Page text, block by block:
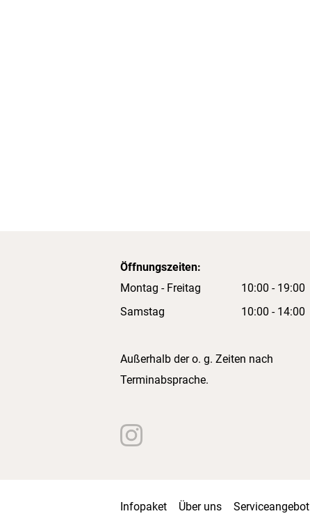
Öffnungszeiten:
Montag - Freitag
10:00 - 19:00
Samstag
10:00 - 14:00
Außerhalb der o. g. Zeiten nach
Terminabsprache.
Infopaket Über uns Serviceangebot